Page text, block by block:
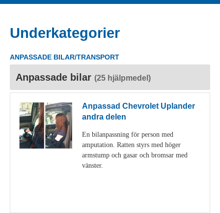
Underkategorier
ANPASSADE BILAR/TRANSPORT
Anpassade bilar (25 hjälpmedel)
Anpassad Chevrolet Uplander
andra delen
En bilanpassning för person med
amputation. Ratten styrs med höger
armstump och gasar och bromsar med
vänster.